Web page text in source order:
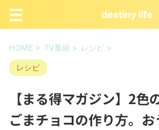
destiny life
HOME > TV番組 > レシピ >
レシピ
【まる得マガジン】2色
ごまチョコの作り方。